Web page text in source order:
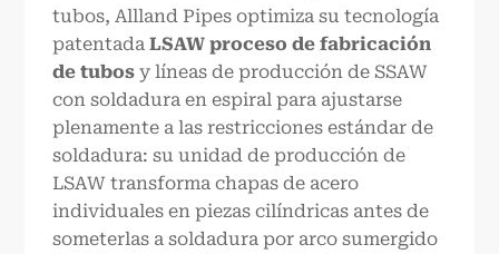
tubos, Allland Pipes optimiza su tecnología
patentadaLSAW proceso de fabricación
de tubos y líneas de producción de SSAW
con soldadura en espiral para ajustarse
plenamente a las restricciones estándar de
soldadura: su unidad de producción de
LSAW transforma chapas de acero
individuales en piezas cilíndricas antes de
someterlas a soldadura por arco sumergido